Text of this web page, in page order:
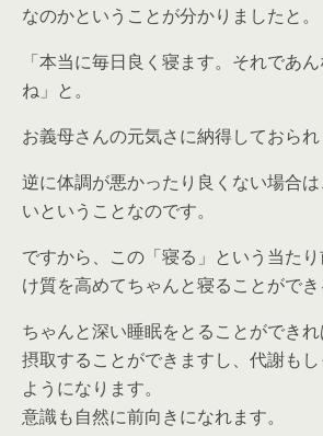
なのかということが分かりましたと。
「本当に毎日良く寝ます。それであ
ね」と。
お義母さんの元気さに納得しておられ
逆に体調が悪かったり良くない場合
いということなのです。
ですから、この「寝る」という当た
け質を高めてちゃんと寝ることができ
ちゃんと深い睡眠をとることができ
摂取することができますし、代謝も
ようになります。
意識も自然に前向きになれます。